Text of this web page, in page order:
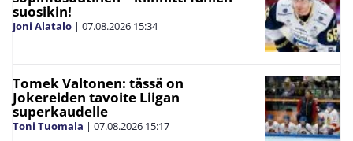
suosikin!
Joni Alatalo | 07.08.2026 15:34
Tomek Valtonen: tässä on
Jokereiden tavoite Liigan
superkaudelle
Toni Tuomala | 07.08.2026 15:17